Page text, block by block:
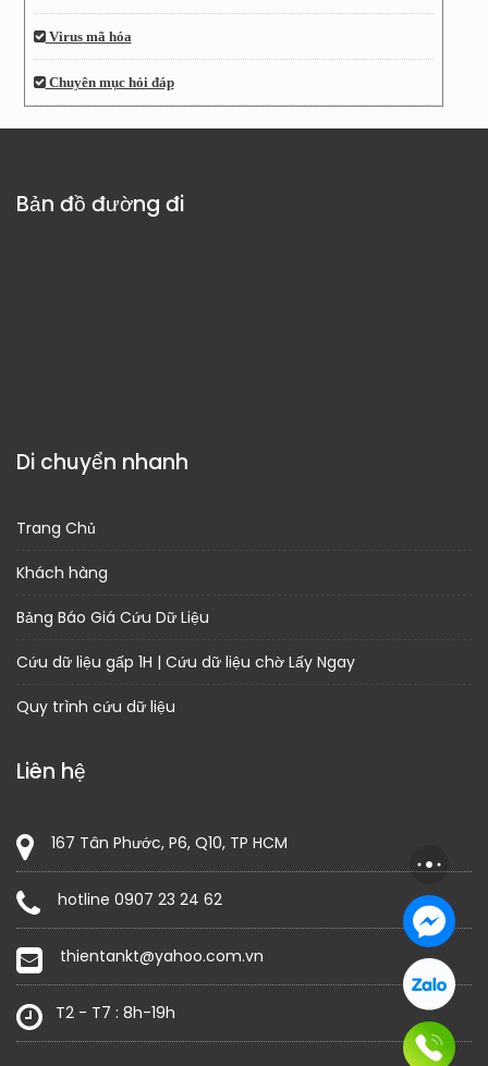
Virus mã hóa
Chuyên mục hỏi đáp
Bản đồ đường đi
Di chuyển nhanh
Trang Chủ
Khách hàng
Bảng Báo Giá Cứu Dữ Liệu
Cứu dữ liệu gấp 1H | Cứu dữ liệu chờ Lấy Ngay
Quy trình cứu dữ liệu
Liên hệ
167 Tân Phước, P6, Q10, TP HCM
hotline 0907 23 24 62
thientankt@yahoo.com.vn
T2 - T7 : 8h-19h